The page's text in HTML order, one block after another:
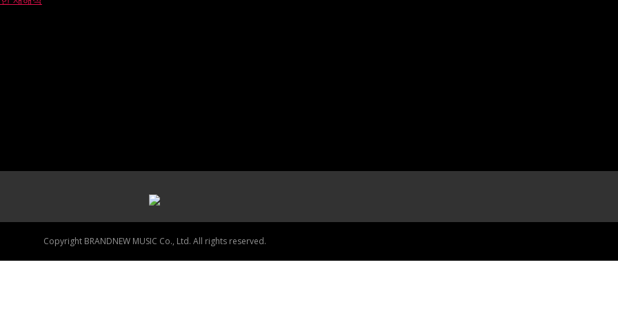
Copyright BRANDNEW MUSIC Co., Ltd. All rights reserved.